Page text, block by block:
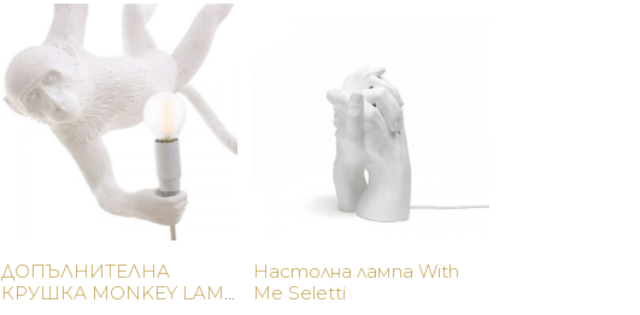
Купи
ДОПЪЛНИТЕЛНА
КРУШКА MONKEY LAMP
Купи
Настолна лампа With
Me Seletti